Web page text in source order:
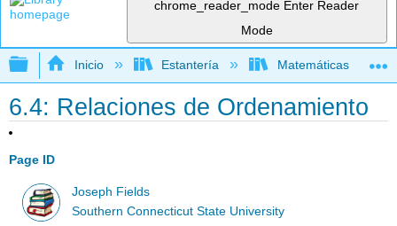
chrome_reader_mode Enter Reader
Mode
Expandir/contraer jerarquía global
Inicio Estantería Matemáticas
6.4: Relaciones de Ordenamiento
Page ID
Joseph Fields
Southern Connecticut State University